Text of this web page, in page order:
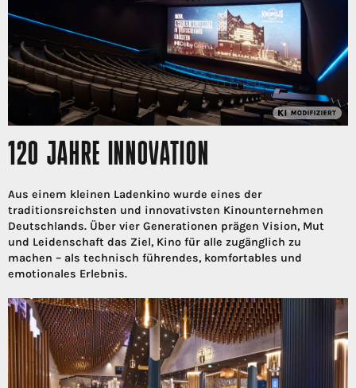
120 JAHRE INNOVATION
Aus einem kleinen Ladenkino wurde eines der
traditionsreichsten und innovativsten Kinounternehmen
Deutschlands. Über vier Generationen prägen Vision, Mut
und Leidenschaft das Ziel, Kino für alle zugänglich zu
machen – als technisch führendes, komfortables und
emotionales Erlebnis.